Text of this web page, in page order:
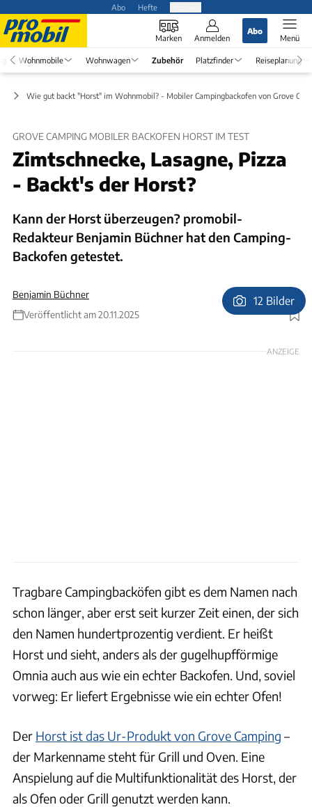
Abo Hefte
Marken Anmelden
Abo
Menü
Wohnmobile Wohnwagen Zubehör Platzfinder Reiseplanung
Wie gut backt "Horst" im Wohnmobil? - Mobiler Campingbackofen von Grove
GROVE CAMPING MOBILER BACKOFEN HORST IM TEST
Zimtschnecke, Lasagne, Pizza
- Backt's der Horst?
Kann der Horst überzeugen? promobil-
Redakteur Benjamin Büchner hat den Camping-
Backofen getestet.
Benjamin Büchner
Veröffentlicht am 20.11.2025
Foto: Benjamin Büchner
12 Bilder
ANZEIGE
Tragbare Campingbacköfen gibt es dem Namen nach
schon länger, aber erst seit kurzer Zeit einen, der sich
den Namen hundertprozentig verdient. Er heißt
Horst und sieht, anders als der gugelhupfförmige
Omnia auch aus wie ein echter Backofen. Und, soviel
vorweg: Er liefert Ergebnisse wie ein echter Ofen!
Der Horst ist das Ur-Produkt von Grove Camping –
der Markenname steht für Grill und Oven. Eine
Anspielung auf die Multifunktionalität des Horst, der
als Ofen oder Grill genutzt werden kann.